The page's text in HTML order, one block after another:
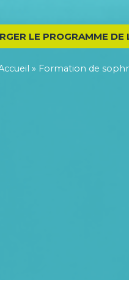
LE PROGRAMME
» Formation de